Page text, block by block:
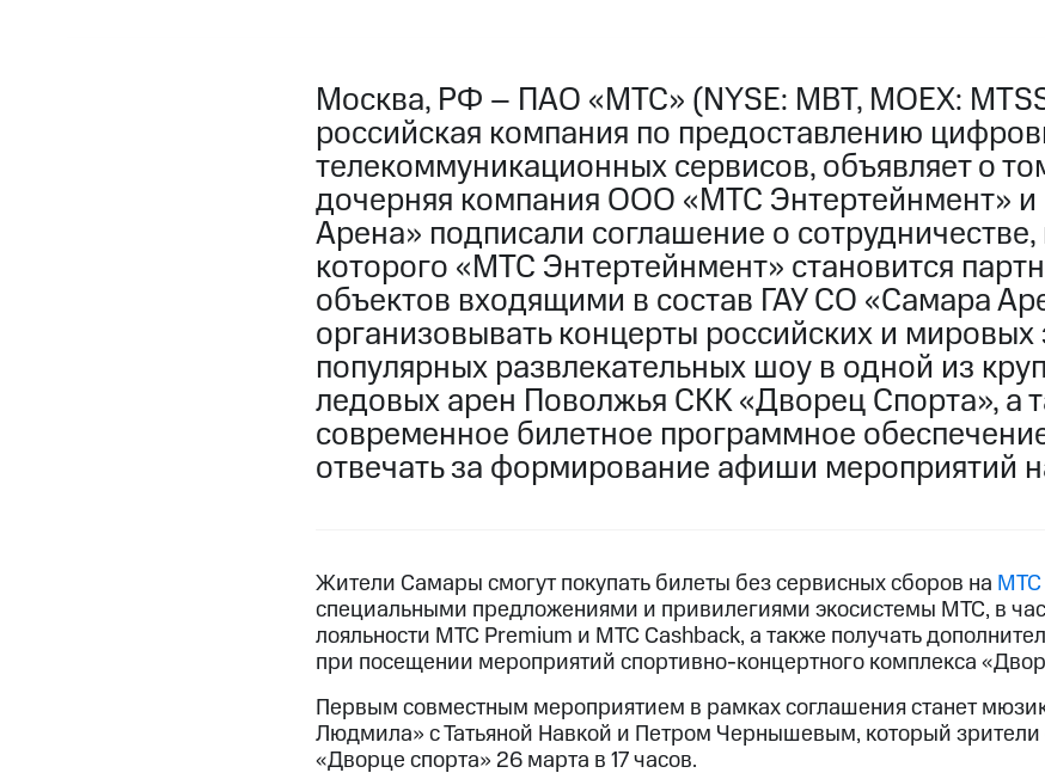
Москва, РФ – ПАО «МТС» (NYSE: MBT, MOEX:
российская компания по предоставлению
телекоммуникационных сервисов, объявляет о
дочерняя компания ООО «МТС Энтертейнмент»
Арена» подписали соглашение о
которого «МТС Энтертейнмент» становится
объектов входящими в состав ГАУ СО «Самара
организовывать концерты российских и мировых
популярных развлекательных шоу в одной из
ледовых арен Поволжья СКК «Дворец Спорта», а
современное билетное программное
отвечать за формирование афиши мероприятий
Жители Самары смогут покупать билеты без сервисных сборов на МТС
специальными предложениями и привилегиями экосистемы МТС, в
лояльности МТС Premium и МТС Cashback, а также получать
при посещении мероприятий спортивно-концертного комплекса
Первым совместным мероприятием в рамках соглашения станет
Людмила» с Татьяной Навкой и Петром Чернышевым, который зрители
«Дворце спорта» 26 марта в 17 часов.